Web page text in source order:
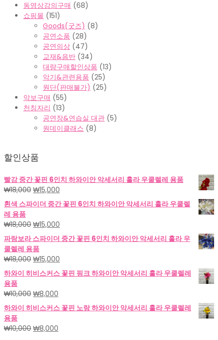
동영상강의구매 (68)
쇼핑몰 (151)
Goods(굿즈) (8)
공연소품 (28)
공연의상 (47)
교재&음반 (34)
대량구매할인상품 (13)
악기&관련용품 (25)
원단(판매불가) (25)
악보구매 (55)
천칭자리 (13)
공연장&연습실 대관 (5)
원데이클래스 (8)
할인상품
빨강 중간 꽃핀 6인치 하와이안 악세서리 훌라 우쿨렐레 용품
₩18,000 원
래
가
격:
₩18,000.
₩15,000
재
가
₩15,000.
흰색 스파이더 중간 꽃핀 6인치 하와이안 악세서리 훌라 우쿨렐
레 용품
₩18,000 원
래
가
격:
₩18,000.
₩15,000
재
가
₩15,000.
파랑보라 스파이더 중간 꽃핀 6인치 하와이안 악세서리 훌라 우
쿨렐레 용품
₩18,000 원
래
가
격:
₩18,000.
₩15,000
재
가
하와이 히비스커스 꽃핀 핑크 하와이안 악세서리 훌라 우쿨렐레
용품
₩10,000 원
래
가
격:
₩10,000.
₩8,000
재
가
₩8,000.
하와이 히비스커스 꽃핀 노랑 하와이안 악세서리 훌라 우쿨렐레
용품
₩10,000 원
₩8,000